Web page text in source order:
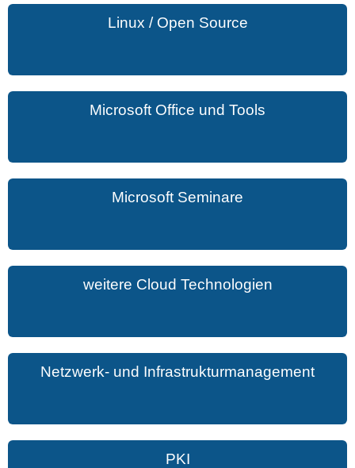
Linux / Open Source
Microsoft Office und Tools
Microsoft Seminare
weitere Cloud Technologien
Netzwerk- und Infrastrukturmanagement
PKI